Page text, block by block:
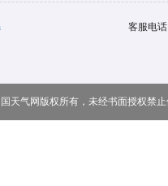
客服电
国天气网版权所有，未经书面授权